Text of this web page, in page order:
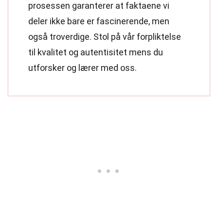
prosessen garanterer at faktaene vi
deler ikke bare er fascinerende, men
også troverdige. Stol på vår forpliktelse
til kvalitet og autentisitet mens du
utforsker og lærer med oss.